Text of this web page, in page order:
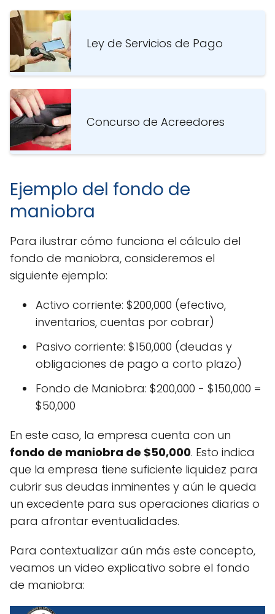
Ley de Servicios de Pago
Concurso de Acreedores
Ejemplo del fondo de
maniobra
Para ilustrar cómo funciona el cálculo del
fondo de maniobra, consideremos el
siguiente ejemplo:
Activo corriente: $200,000 (efectivo,
inventarios, cuentas por cobrar)
Pasivo corriente: $150,000 (deudas y
obligaciones de pago a corto plazo)
Fondo de Maniobra: $200,000 - $150,000 =
$50,000
En este caso, la empresa cuenta con un
fondo de maniobra de $50,000. Esto indica
que la empresa tiene suficiente liquidez para
cubrir sus deudas inminentes y aún le queda
un excedente para sus operaciones diarias o
para afrontar eventualidades.
Para contextualizar aún más este concepto,
veamos un video explicativo sobre el fondo
de maniobra: